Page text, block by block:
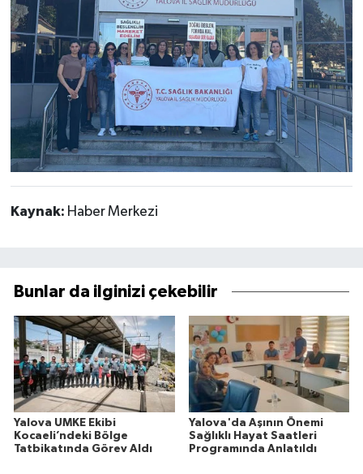
Kaynak: Haber Merkezi
Bunlar da ilginizi çekebilir
Yalova UMKE Ekibi
Kocaeli’ndeki Bölge
Tatbikatında Görev Aldı
Yalova'da Aşının Önemi
Sağlıklı Hayat Saatleri
Programında Anlatıldı